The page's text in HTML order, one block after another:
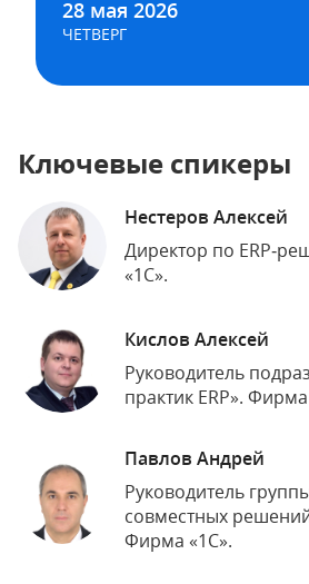
28 мая 2026
ЧЕТВЕРГ
Ключевые спикеры
Нестеров Алексей
Директор по
«1С».
Кислов Алексей
Руководитель
практик ERP».
Павлов Андрей
Руководитель
совместных
Фирма «1С».